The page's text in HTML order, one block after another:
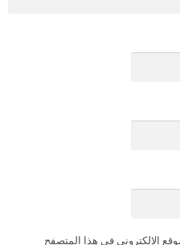
الإلكتروني في هذا المتصفح